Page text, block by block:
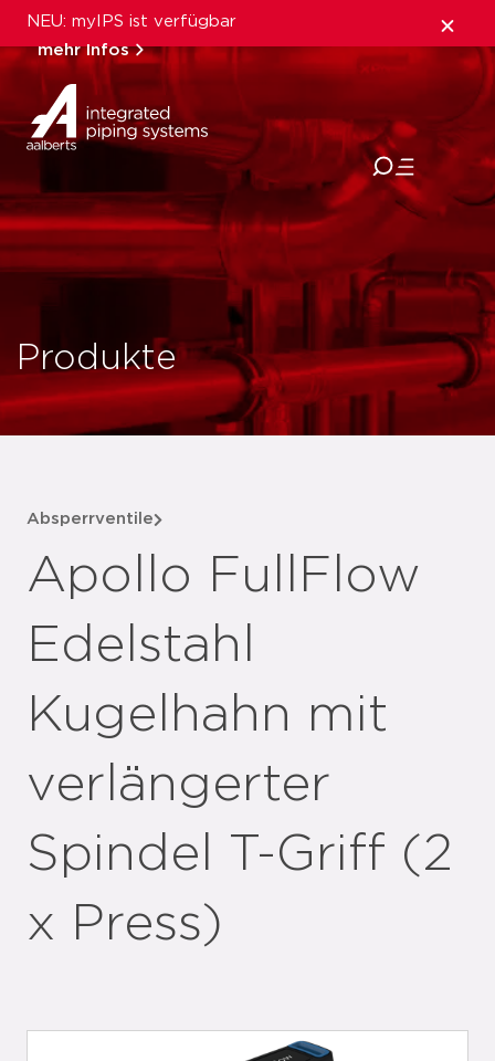
NEU: myIPS ist verfügbar
mehr Infos
schließen
Produkte
Absperrventile
Apollo FullFlow
Edelstahl
Kugelhahn mit
verlängerter
Spindel T-Griff (2
x Press)